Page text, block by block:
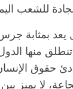
للشعب
يعد بمثابة
منها الدول
حقوق
لا يميز بين